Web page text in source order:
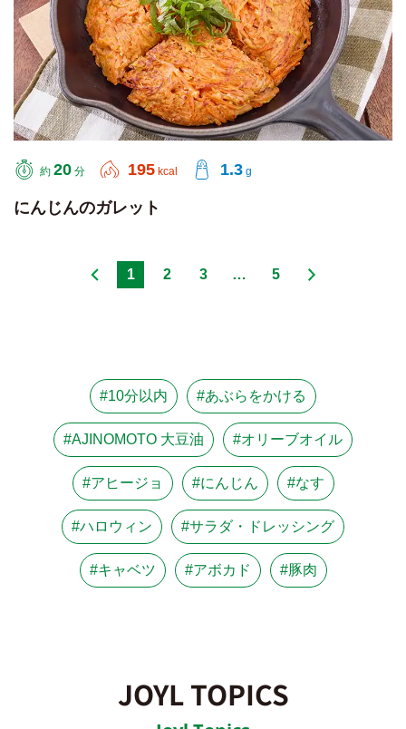
約 20 分 195 kcal 1.3 g
にんじんのガレット
1 2 3 … 5
#10分以内 #あぶらをかける
#AJINOMOTO 大豆油 #オリーブオイル
#アヒージョ #にんじん #なす
#ハロウィン #サラダ・ドレッシング
#キャベツ #アボカド #豚肉
JOYL TOPICS